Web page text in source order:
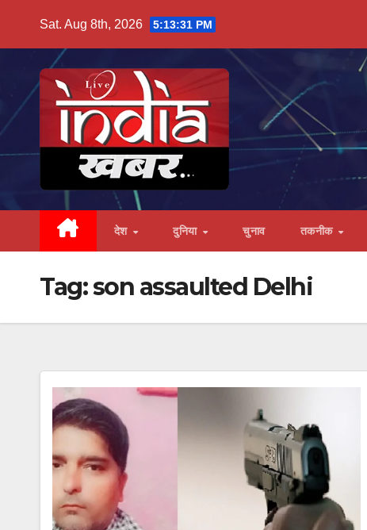
Sat. Aug 8th, 2026 5:13:32 PM
देश दुनिया चुनाव तकनीक
Tag:son assaulted Delhi